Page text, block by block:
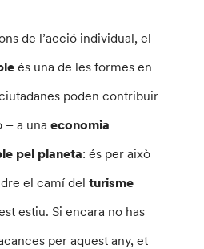
de l’acció individual, el
és una de les formes en
poden contribuir
– a unaeconomia
pel planeta: és per això
el camí delturisme
estiu. Si encara no has
per aquest any, et